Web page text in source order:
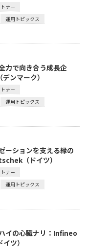
ナー
運用トピックス
力で向き合う成長企
ンマーク）
ナー
運用トピックス
ーションを支える縁の
（ドイツ）
ナー
運用トピックス
イの心臓ナリ：Infineo
ツ）